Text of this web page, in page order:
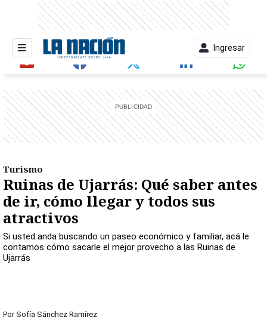
Ingresar
Turismo
Ruinas de Ujarrás: Qué saber antes
de ir, cómo llegar y todos sus
atractivos
Si usted anda buscando un paseo económico y familiar, acá le
contamos cómo sacarle el mejor provecho a las Ruinas de
Ujarrás
Por Sofía Sánchez Ramírez